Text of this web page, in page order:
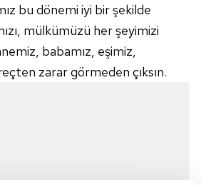
bu dönemi iyi bir şekilde
mülkümüzü her şeyimizi
babamız, eşimiz,
zarar görmeden çıksın.